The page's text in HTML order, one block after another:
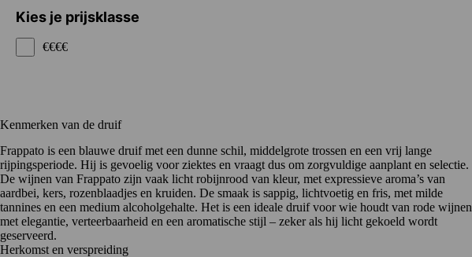
Kies je prijsklasse
€€€€
Kenmerken van de druif
Frappato is een blauwe druif met een dunne schil, middelgrote trossen en een vrij lange
rijpingsperiode. Hij is gevoelig voor ziektes en vraagt dus om zorgvuldige aanplant en selectie.
De wijnen van Frappato zijn vaak licht robijnrood van kleur, met expressieve aroma’s van
aardbei, kers, rozenblaadjes en kruiden. De smaak is sappig, lichtvoetig en fris, met milde
tannines en een medium alcoholgehalte. Het is een ideale druif voor wie houdt van rode wijnen
met elegantie, verteerbaarheid en een aromatische stijl – zeker als hij licht gekoeld wordt
geserveerd.
Herkomst en verspreiding